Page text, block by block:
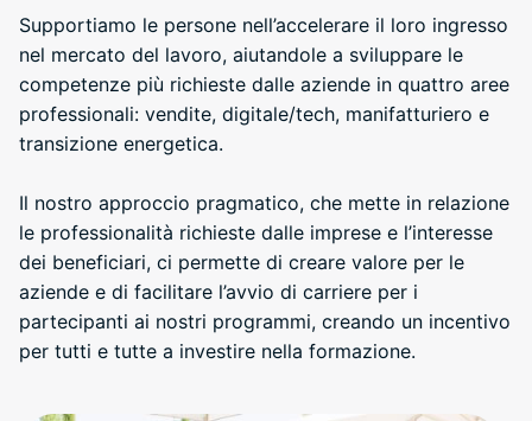
Supportiamo le persone nell’accelerare il loro ingresso
nel mercato del lavoro, aiutandole a sviluppare le
competenze più richieste dalle aziende in quattro aree
professionali: vendite, digitale/tech, manifatturiero e
transizione energetica.
Il nostro approccio pragmatico, che mette in relazione
le professionalità richieste dalle imprese e l’interesse
dei beneficiari, ci permette di creare valore per le
aziende e di facilitare l’avvio di carriere per i
partecipanti ai nostri programmi, creando un incentivo
per tutti e tutte a investire nella formazione.